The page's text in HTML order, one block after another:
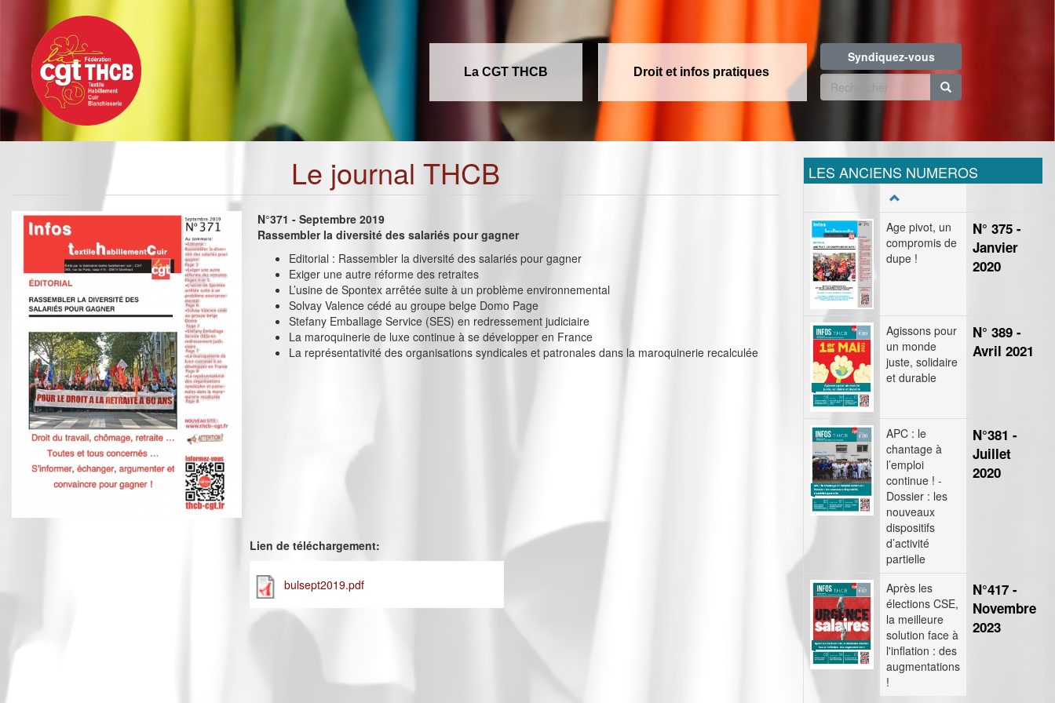
contenu
principal
La CGT THCB Droit et infos pratiques
Syndiquez-vous
Formulaire
recherche
Le journal THCB
N°371 - Septembre 2019
Rassembler la diversité des salariés pour gagner
Editorial : Rassembler la diversité des salariés pour gagner
Exiger une autre réforme des retraites
L’usine de Spontex arrêtée suite à un problème environnemental
Solvay Valence cédé au groupe belge Domo Page
Stefany Emballage Service (SES) en redressement judiciaire
La maroquinerie de luxe continue à se développer en France
La représentativité des organisations syndicales et patronales dans la maroquinerie recalculée
Lien de téléchargement:
bulsept2019.pdf
LES ANCIENS NUMEROS
Age pivot, un
compromis de
dupe !
N° 375 -
Janvier
2020
Agissons pour
un monde
juste, solidaire
et durable
N° 389 -
Avril 2021
APC : le
chantage à
l’emploi
continue ! -
Dossier : les
nouveaux
dispositifs
d’activité
partielle
N°381 -
Juillet
2020
Après les
élections CSE,
la meilleure
solution face à
l'inflation : des
augmentations
!
N°417 -
Novembre
2023